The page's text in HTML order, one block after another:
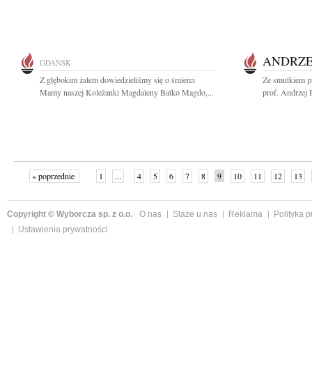
GDAŃSK
Z głębokim żalem dowiedzieliśmy się o śmierci
Mamy naszej Koleżanki Magdaleny Batko Magdo,...
Ze smutkiem
prof. Andrzej
« poprzednie 1 ... 4 5 6 7 8 9 10 11 12 13
Copyright © Wyborcza sp. z o.o. O nas Staże u nas Reklama
Polityka
Ustawienia prywatności